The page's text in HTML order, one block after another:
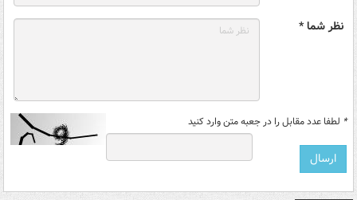
نظر شما *
* لطفا عدد مقابل را در جعبه متن وارد کنید